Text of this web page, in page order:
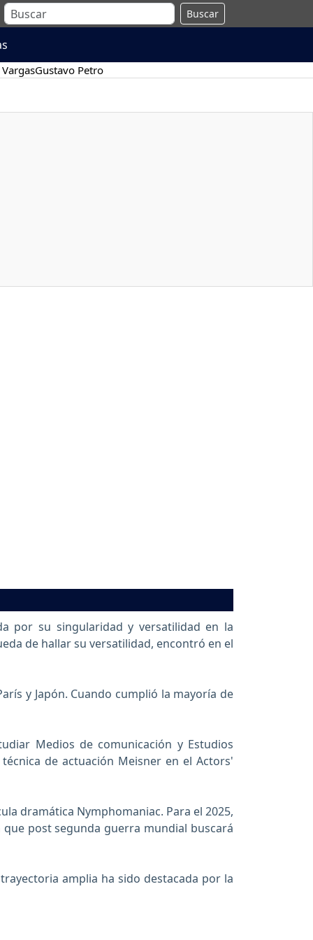
Buscar
Gustavo Petro
por su singularidad y versatilidad en la
de hallar su versatilidad, encontró en el
y Japón. Cuando cumplió la mayoría de
Medios de comunicación y Estudios
de actuación Meisner en el Actors'
dramática Nymphomaniac. Para el 2025,
post segunda guerra mundial buscará
amplia ha sido destacada por la